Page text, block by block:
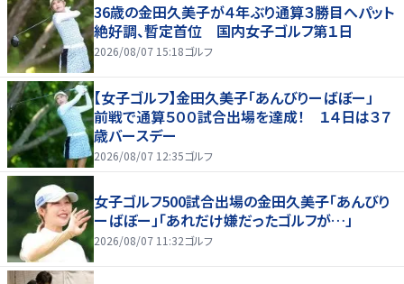
36歳の金田久美子が４年ぶり通算３勝目へパット
絶好調、暫定首位 国内女子ゴルフ第１日
2026/08/07 15:18ゴルフ
【女子ゴルフ】金田久美子「あんびりーばぼー」
前戦で通算５００試合出場を達成！ １４日は３７
歳バースデー
2026/08/07 12:35ゴルフ
女子ゴルフ500試合出場の金田久美子「あんびり
ーばぼー」「あれだけ嫌だったゴルフが…」
2026/08/07 11:32ゴルフ